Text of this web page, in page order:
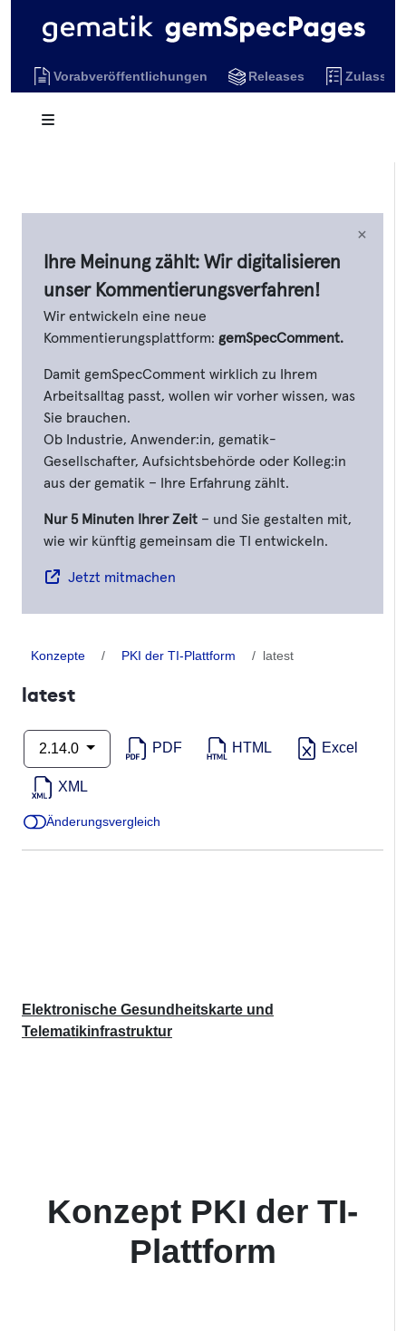
Vorabveröffentlichungen Releases
×
Ihre Meinung zählt: Wir digitalisieren
unser Kommentierungsverfahren!
Wir entwickeln eine neue
Kommentierungsplattform: gemSpecComment.
Damit gemSpecComment wirklich zu Ihrem
Arbeitsalltag passt, wollen wir vorher wissen, was
Sie brauchen.
Ob Industrie, Anwender:in, gematik-
Gesellschafter, Aufsichtsbehörde oder Kolleg:in
aus der gematik – Ihre Erfahrung zählt.
Nur 5 Minuten Ihrer Zeit – und Sie gestalten mit,
wie wir künftig gemeinsam die TI entwickeln.
Jetzt mitmachen
Konzepte PKI der TI-Plattform latest
latest
2.14.0 PDF HTML Excel
XML
Änderungsvergleich
Elektronische Gesundheitskarte und
Telematikinfrastruktur
Konzept PKI der TI-
Plattform